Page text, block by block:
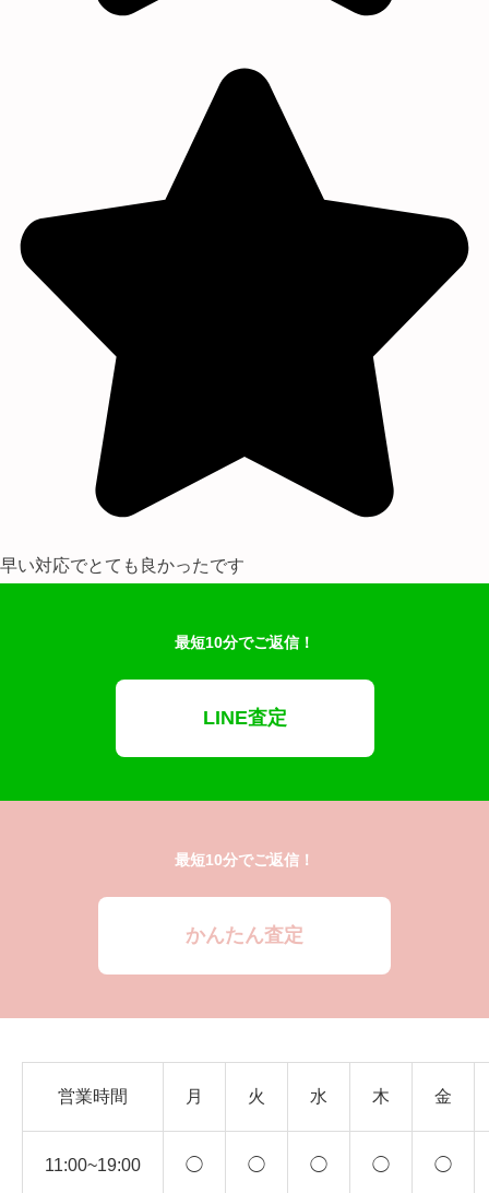
早い対応でとても良かったです
最短10分でご返信！
LINE査定
最短10分でご返信！
かんたん査定
営業時間 月 火 水 木 金
11:00~19:00 ◯ ◯ ◯ ◯ ◯